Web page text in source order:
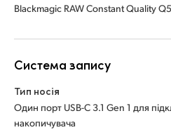
Blackmagic RAW Constant Quality Q5
Система запису
Тип носія
Один порт USB-C 3.1 Gen 1 для
накопичувача